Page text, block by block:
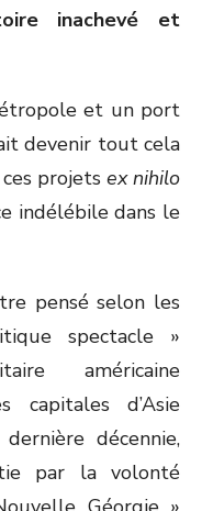
inachevé et
et un port
devenir tout cela
projets ex nihilo
indélébile dans le
pensé selon les
spectacle »
américaine
d’Asie
décennie,
par la volonté